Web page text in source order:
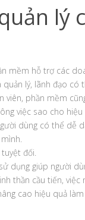
lý
mềm hỗ trợ các
lý, lãnh đạo có
viên, phần mềm
việc sao cho hiệu
dùng có thể dễ
đối.
dụng giúp người
thần cầu tiến,
cao hiệu quả làm